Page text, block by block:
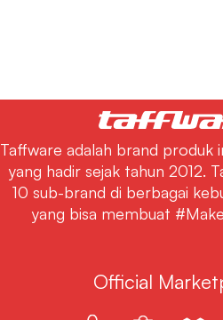
Taffware adalah brand produk
yang hadir sejak tahun 2012.
10 sub-brand di berbagai
yang bisa membuat
Official